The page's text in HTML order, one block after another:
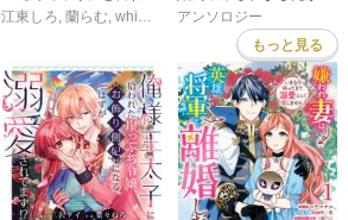
江東しろ 蘭らむ whimhalooo
アンソロジー
もっと見る